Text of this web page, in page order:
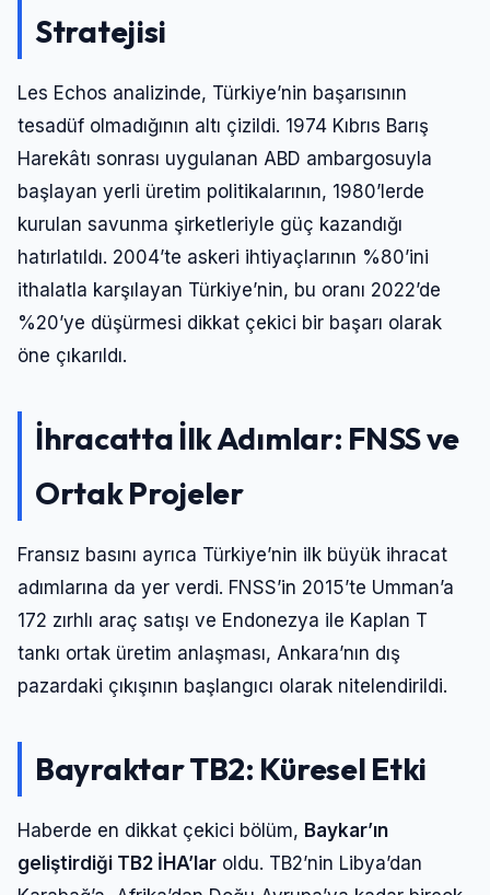
Stratejisi
Les Echos analizinde, Türkiye’nin başarısının
tesadüf olmadığının altı çizildi. 1974 Kıbrıs Barış
Harekâtı sonrası uygulanan ABD ambargosuyla
başlayan yerli üretim politikalarının, 1980’lerde
kurulan savunma şirketleriyle güç kazandığı
hatırlatıldı. 2004’te askeri ihtiyaçlarının %80’ini
ithalatla karşılayan Türkiye’nin, bu oranı 2022’de
%20’ye düşürmesi dikkat çekici bir başarı olarak
öne çıkarıldı.
İhracatta İlk Adımlar: FNSS ve
Ortak Projeler
Fransız basını ayrıca Türkiye’nin ilk büyük ihracat
adımlarına da yer verdi. FNSS’in 2015’te Umman’a
172 zırhlı araç satışı ve Endonezya ile Kaplan T
tankı ortak üretim anlaşması, Ankara’nın dış
pazardaki çıkışının başlangıcı olarak nitelendirildi.
Bayraktar TB2: Küresel Etki
Haberde en dikkat çekici bölüm, Baykar’ın
geliştirdiği TB2 İHA’lar oldu. TB2’nin Libya’dan